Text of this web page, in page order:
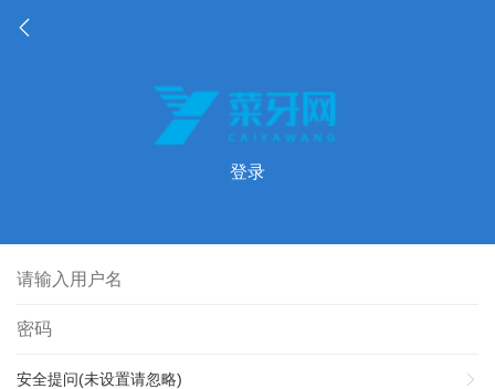
登录
安全提问(未设置请忽略)